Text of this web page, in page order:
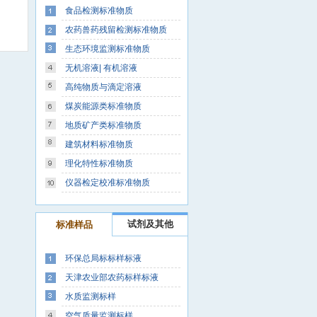
食品检测标准物质
农药兽药残留检测标准物质
生态环境监测标准物质
无机溶液| 有机溶液
高纯物质与滴定溶液
煤炭能源类标准物质
地质矿产类标准物质
建筑材料标准物质
理化特性标准物质
仪器检定校准标准物质
标准样品 试剂及其他
环保总局标标样标液
天津农业部农药标样标液
水质监测标样